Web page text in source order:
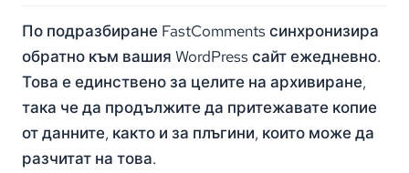
По подразбиране FastComments синхронизира
обратно към вашия WordPress сайт ежедневно.
Това е единствено за целите на архивиране,
така че да продължите да притежавате копие
от данните, както и за плъгини, които може да
разчитат на това.